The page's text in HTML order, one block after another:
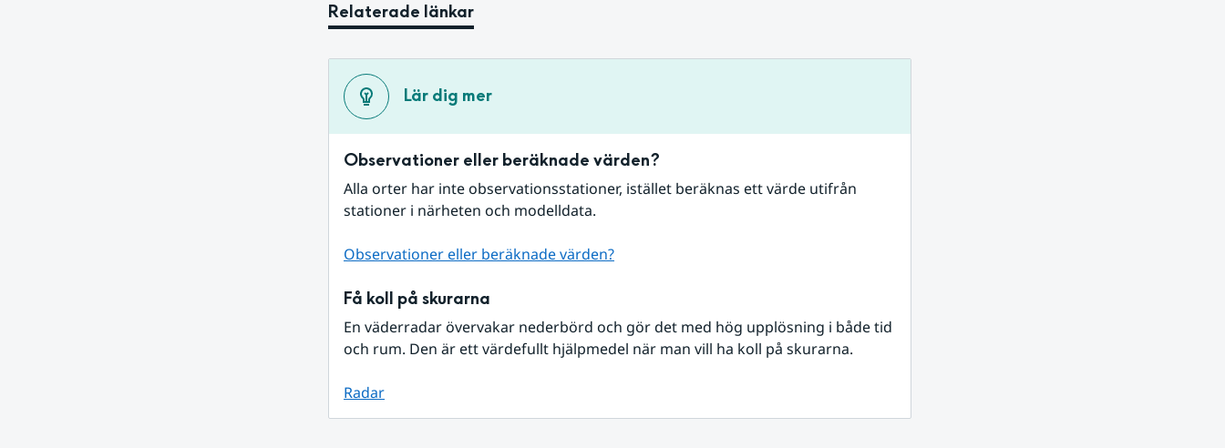
Relaterade länkar
Lär dig mer
Observationer eller beräknade värden?
Alla orter har inte observationsstationer, istället beräknas ett värde utifrån
stationer i närheten och modelldata.
Observationer eller beräknade värden?
Få koll på skurarna
En väderradar övervakar nederbörd och gör det med hög upplösning i både tid
och rum. Den är ett värdefullt hjälpmedel när man vill ha koll på skurarna.
Radar